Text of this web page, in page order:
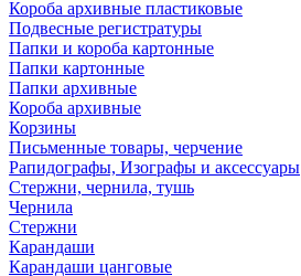
Короба архивные пластиковые
Подвесные регистратуры
Папки и короба картонные
Папки картонные
Папки архивные
Короба архивные
Корзины
Письменные товары, черчение
Рапидографы, Изографы и аксессуары
Стержни, чернила, тушь
Чернила
Стержни
Карандаши
Карандаши цанговые